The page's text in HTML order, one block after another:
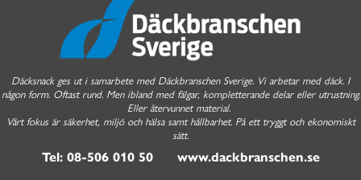
Däcksnack ges ut i samarbete med Däckbranschen Sverige. Vi arbetar med däck. I
någon form. Oftast rund. Men ibland med fälgar, kompletterande delar eller utrustning.
Eller återvunnet material.
Vårt fokus är säkerhet, miljö och hälsa samt hållbarhet. På ett tryggt och ekonomiskt
sätt.
Tel: 08-506 010 50 www.dackbranschen.se